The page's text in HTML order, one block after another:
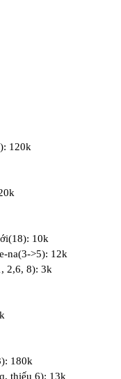
120k
10k
na(3->5): 12k
2,6, 8): 3k
180k
thiếu 6): 13k